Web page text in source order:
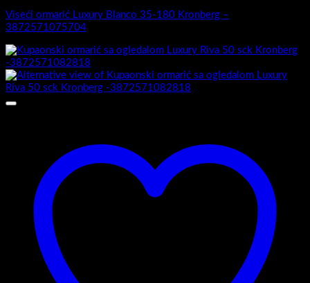
Viseći ormarić Luxury Blanco 35-180 Kronberg –
3872571075704